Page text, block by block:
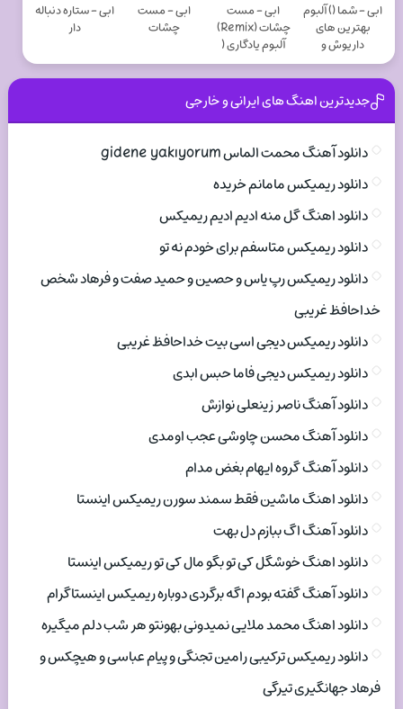
ابی - شما () آلبوم
بهترین های
داریوش و
ابی - مست
چشات (Remix)
آلبوم یادگاری (
ابی - مست
چشات
ابی - ستاره دنباله
دار
جدیدترین اهنگ های ایرانی و خارجی
دانلود آهنگ محمت الماس gidene yakıyorum
دانلود ریمیکس مامانم خریده
دانلود اهنگ گل منه ادیم ادیم ریمیکس
دانلود ریمیکس متاسفم برای خودم نه تو
دانلود ریمیکس رپ یاس و حصین و حمید صفت و فرهاد شخص
خداحافظ غریبی
دانلود ریمیکس دیجی اسی بیت خداحافظ غریبی
دانلود ریمیکس دیجی فاما حبس ابدی
دانلود آهنگ ناصر زینعلی نوازش
دانلود آهنگ محسن چاوشی عجب اومدی
دانلود آهنگ گروه ایهام بغض مدام
دانلود اهنگ ماشین فقط سمند سورن ریمیکس اینستا
دانلود آهنگ اگ ببازم دل بهت
دانلود اهنگ خوشگل کی تو بگو مال کی تو ریمیکس اینستا
دانلود آهنگ گفته بودم اگه برگردی دوباره ریمیکس اینستاگرام
دانلود اهنگ محمد ملایی نمیدونی بهونتو هر شب دلم میگیره
دانلود ریمیکس ترکیبی رامین تجنگی و پیام عباسی و هیچکس و
فرهاد جهانگیری تیرگی